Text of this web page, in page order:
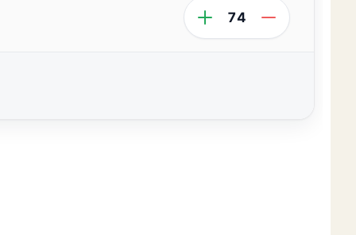
74